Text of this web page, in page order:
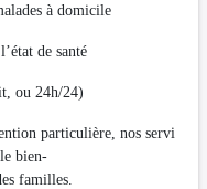
à domicile
de santé
ou 24h/24)
particulière, nos servi
bien-
familles.